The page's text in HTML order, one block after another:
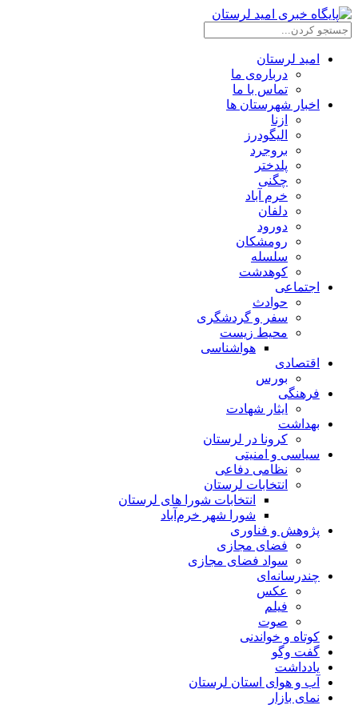
امید لرستان
درباره‌ی ما
تماس با ما
اخبار شهرستان ها
ازنا
الیگودرز
بروجرد
پلدختر
چگنی
خرم آباد
دلفان
دورود
رومشکان
سلسله
کوهدشت
اجتماعی
حوادث
سفر و گردشگری
محیط زیست
هواشناسی
اقتصادی
بورس
فرهنگی
ایثار شهادت
بهداشت
کرونا در لرستان
سیاسی و امنیتی
نظامی دفاعی
انتخابات لرستان
انتخابات شورا های لرستان
شورا شهر خرم‌آباد
پژوهش و فناوری
فضای مجازی
سواد فضای مجازی
چندرسانه‌ای
عكس
فیلم
صوت
کوتاه و خواندنی
گفت وگو
یادداشت
آب و هوای استان لرستان
نمای بازار